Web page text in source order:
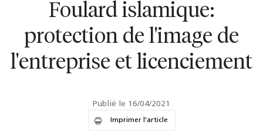
Foulard islamique:
protection de l'image de
l'entreprise et licenciement
Publié le 16/04/2021
Imprimer l'article